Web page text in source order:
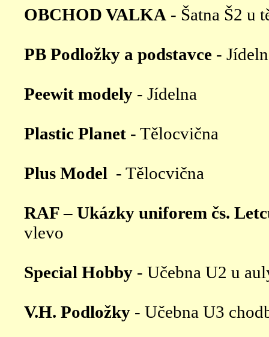
OBCHOD VALKA - Šatna Š2 u
PB Podložky a podstavce -
Peewit modely - Jídelna
Plastic Planet - Tělocvična
Plus Model - Tělocvična
RAF – Ukázky uniforem čs.
vlevo
Special Hobby - Učebna U2 u
V.H. Podložky - Učebna U3